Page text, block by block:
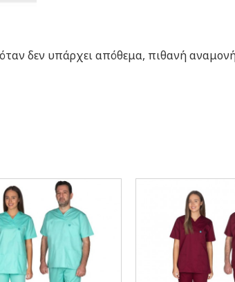
δεν υπάρχει απόθεμα, πιθανή